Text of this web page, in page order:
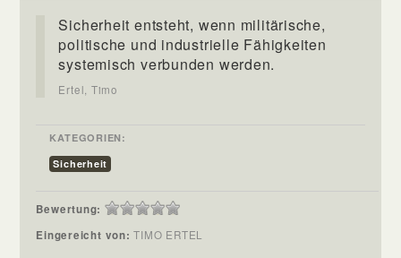
Sicherheit entsteht, wenn militärische,
politische und industrielle Fähigkeiten
systemisch verbunden werden.
Ertel, Timo
KATEGORIEN:
Sicherheit
Bewertung:
Eingereicht von:TIMO ERTEL